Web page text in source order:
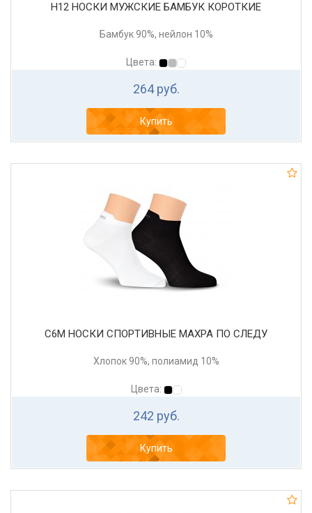
Н12 НОСКИ МУЖСКИЕ БАМБУК КОРОТКИЕ
Бамбук 90%, нейлон 10%
Цвета:
264 руб.
Купить
С6М НОСКИ СПОРТИВНЫЕ МАХРА ПО СЛЕДУ
Хлопок 90%, полиамид 10%
Цвета:
242 руб.
Купить